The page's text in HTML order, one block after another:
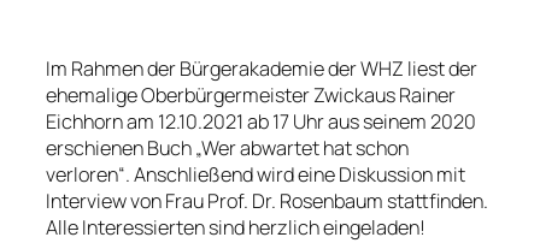
Im Rahmen der Bürgerakademie der WHZ liest der
ehemalige Oberbürgermeister Zwickaus Rainer
Eichhorn am 12.10.2021 ab 17 Uhr aus seinem 2020
erschienen Buch „Wer abwartet hat schon
verloren“. Anschließend wird eine Diskussion mit
Interview von Frau Prof. Dr. Rosenbaum stattfinden.
Alle Interessierten sind herzlich eingeladen!